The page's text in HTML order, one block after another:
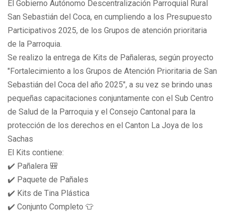
El Gobierno Autónomo Descentralización Parroquial Rural
San Sebastián del Coca, en cumpliendo a los Presupuesto
Participativos 2025, de los Grupos de atención prioritaria
de la Parroquia.
Se realizo la entrega de Kits de Pañaleras, según proyecto
"Fortalecimiento a los Grupos de Atención Prioritaria de San
Sebastián del Coca del año 2025", a su vez se brindo unas
pequeñas capacitaciones conjuntamente con el Sub Centro
de Salud de la Parroquia y el Consejo Cantonal para la
protección de los derechos en el Canton La Joya de los
Sachas
El Kits contiene:
✔️ Pañalera 🎒
✔️ Paquete de Pañales
✔️ Kits de Tina Plástica
✔️ Conjunto Completo 👕